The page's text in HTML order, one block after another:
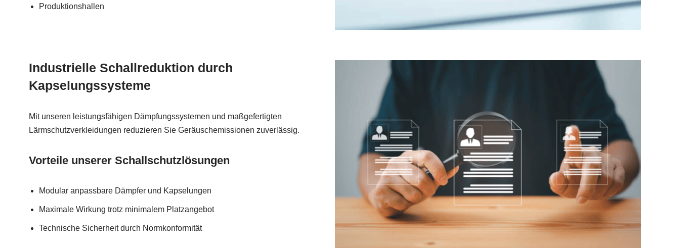
Produktionshallen
Industrielle Schallreduktion durch
Kapselungssysteme
Mit unseren leistungsfähigen Dämpfungssystemen und maßgefertigten
Lärmschutzverkleidungen reduzieren Sie Geräuschemissionen zuverlässig.
Vorteile unserer Schallschutzlösungen
Modular anpassbare Dämpfer und Kapselungen
Maximale Wirkung trotz minimalem Platzangebot
Technische Sicherheit durch Normkonformität